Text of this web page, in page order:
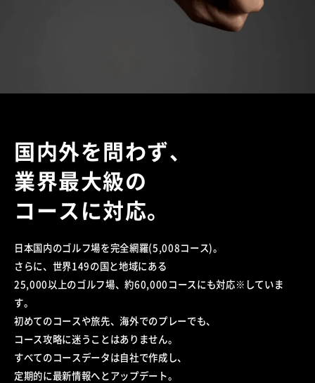
国内外を問わず、
業界最大級の
コースに対応。
日本国内のゴルフ場を完全網羅(5,008コース)。
さらに、世界149の国と地域にある
25,000以上のゴルフ場、約60,000コースにも対応※していま
す。
初めてのコースや旅先、海外でのプレーでも、
コース攻略に迷うことはありません。
すべてのコースデータは自社で作成し、
定期的に最新情報へとアップデート。